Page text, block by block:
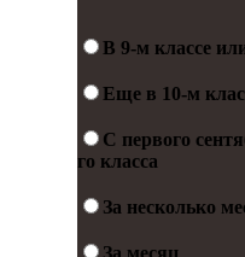
В 9-м классе
Еще в 10-м
С первого
го класса
За несколько